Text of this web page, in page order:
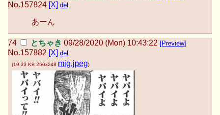
No.157824 [X] del
あーん
とちゃき 09/28/2020 (Mon) 10:43:22 [Preview]
No.157882 [X] del
(19.33 KB 250x248 mig.jpeg)